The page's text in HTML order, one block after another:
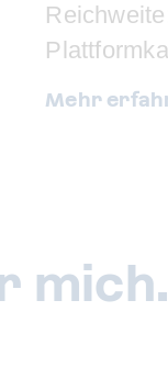
Mehr
mich.